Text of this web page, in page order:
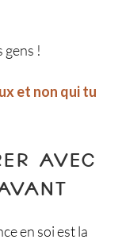
gens !
et non qui tu
AVEC
en soi est la